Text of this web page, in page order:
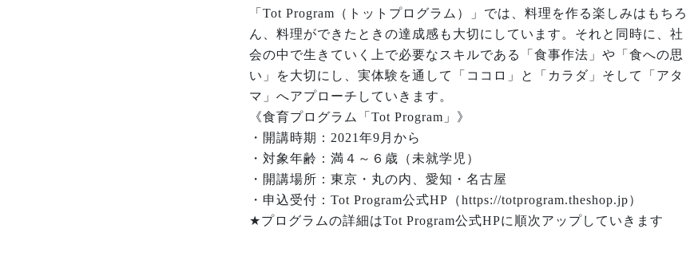
「Tot Program（トットプログラム）」では、料理を作る楽しみはもちろ
ん、料理ができたときの達成感も大切にしています。それと同時に、社
会の中で生きていく上で必要なスキルである「食事作法」や「食への思
い」を大切にし、実体験を通して「ココロ」と「カラダ」そして「アタ
マ」へアプローチしていきます。
《食育プログラム「Tot Program」》
・開講時期：2021年9月から
・対象年齢：満４～６歳（未就学児）
・開講場所：東京・丸の内、愛知・名古屋
・申込受付：Tot Program公式HP（https://totprogram.theshop.jp）
★プログラムの詳細はTot Program公式HPに順次アップしていきます